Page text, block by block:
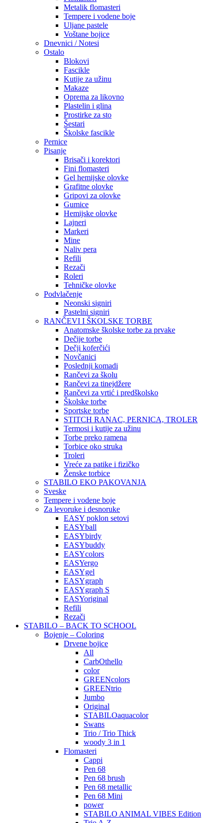
Metalik flomasteri
Tempere i vodene boje
Uljane pastele
Voštane bojice
Dnevnici / Notesi
Ostalo
Blokovi
Fascikle
Kutije za užinu
Makaze
Oprema za likovno
Plastelin i glina
Prostirke za sto
Šestari
Školske fascikle
Pernice
Pisanje
Brisači i korektori
Fini flomasteri
Gel hemijske olovke
Grafitne olovke
Gripovi za olovke
Gumice
Hemijske olovke
Lajneri
Markeri
Mine
Naliv pera
Refili
Rezači
Roleri
Tehničke olovke
Podvlačenje
Neonski signiri
Pastelni signiri
RANČEVI I ŠKOLSKE TORBE
Anatomske školske torbe za prvake
Dečije torbe
Dečji koferčići
Novčanici
Poslednji komadi
Rančevi za školu
Rančevi za tinejdžere
Rančevi za vrtić i predškolsko
Školske torbe
Sportske torbe
STITCH RANAC, PERNICA, TROLER
Termosi i kutije za užinu
Torbe preko ramena
Torbice oko struka
Troleri
Vreće za patike i fizičko
Ženske torbice
STABILO EKO PAKOVANJA
Sveske
Tempere i vodene boje
Za levoruke i desnoruke
EASY poklon setovi
EASYball
EASYbirdy
EASYbuddy
EASYcolors
EASYergo
EASYgel
EASYgraph
EASYgraph S
EASYoriginal
Refili
Rezači
STABILO – BACK TO SCHOOL
Bojenje – Coloring
Drvene bojice
All
CarbOthello
color
GREENcolors
GREENtrio
Jumbo
Original
STABILOaquacolor
Swans
Trio / Trio Thick
woody 3 in 1
Flomasteri
Cappi
Pen 68
Pen 68 brush
Pen 68 metallic
Pen 68 Mini
power
STABILO ANIMAL VIBES Edition